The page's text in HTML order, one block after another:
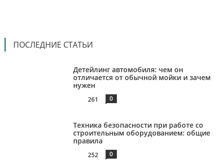
ПОСЛЕДНИЕ СТАТЬИ
Детейлинг автомобиля: чем он
отличается от обычной мойки и зачем
нужен
261 0
Техника безопасности при работе со
строительным оборудованием: общие
правила
252 0